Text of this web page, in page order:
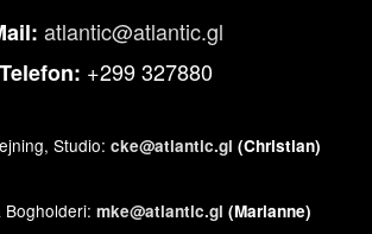
atlantic@atlantic.gl
Telefon: +299 327880
Studio: cke@atlantic.gl (Christian)
mke@atlantic.gl (Marianne)